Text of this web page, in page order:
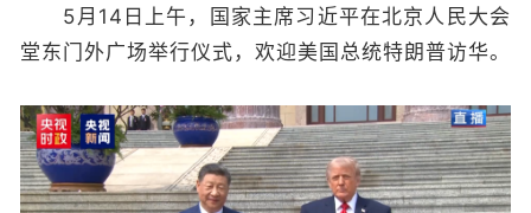
5月14日上午，国家主席习近平在北京人民大会
堂东门外广场举行仪式，欢迎美国总统特朗普访华。